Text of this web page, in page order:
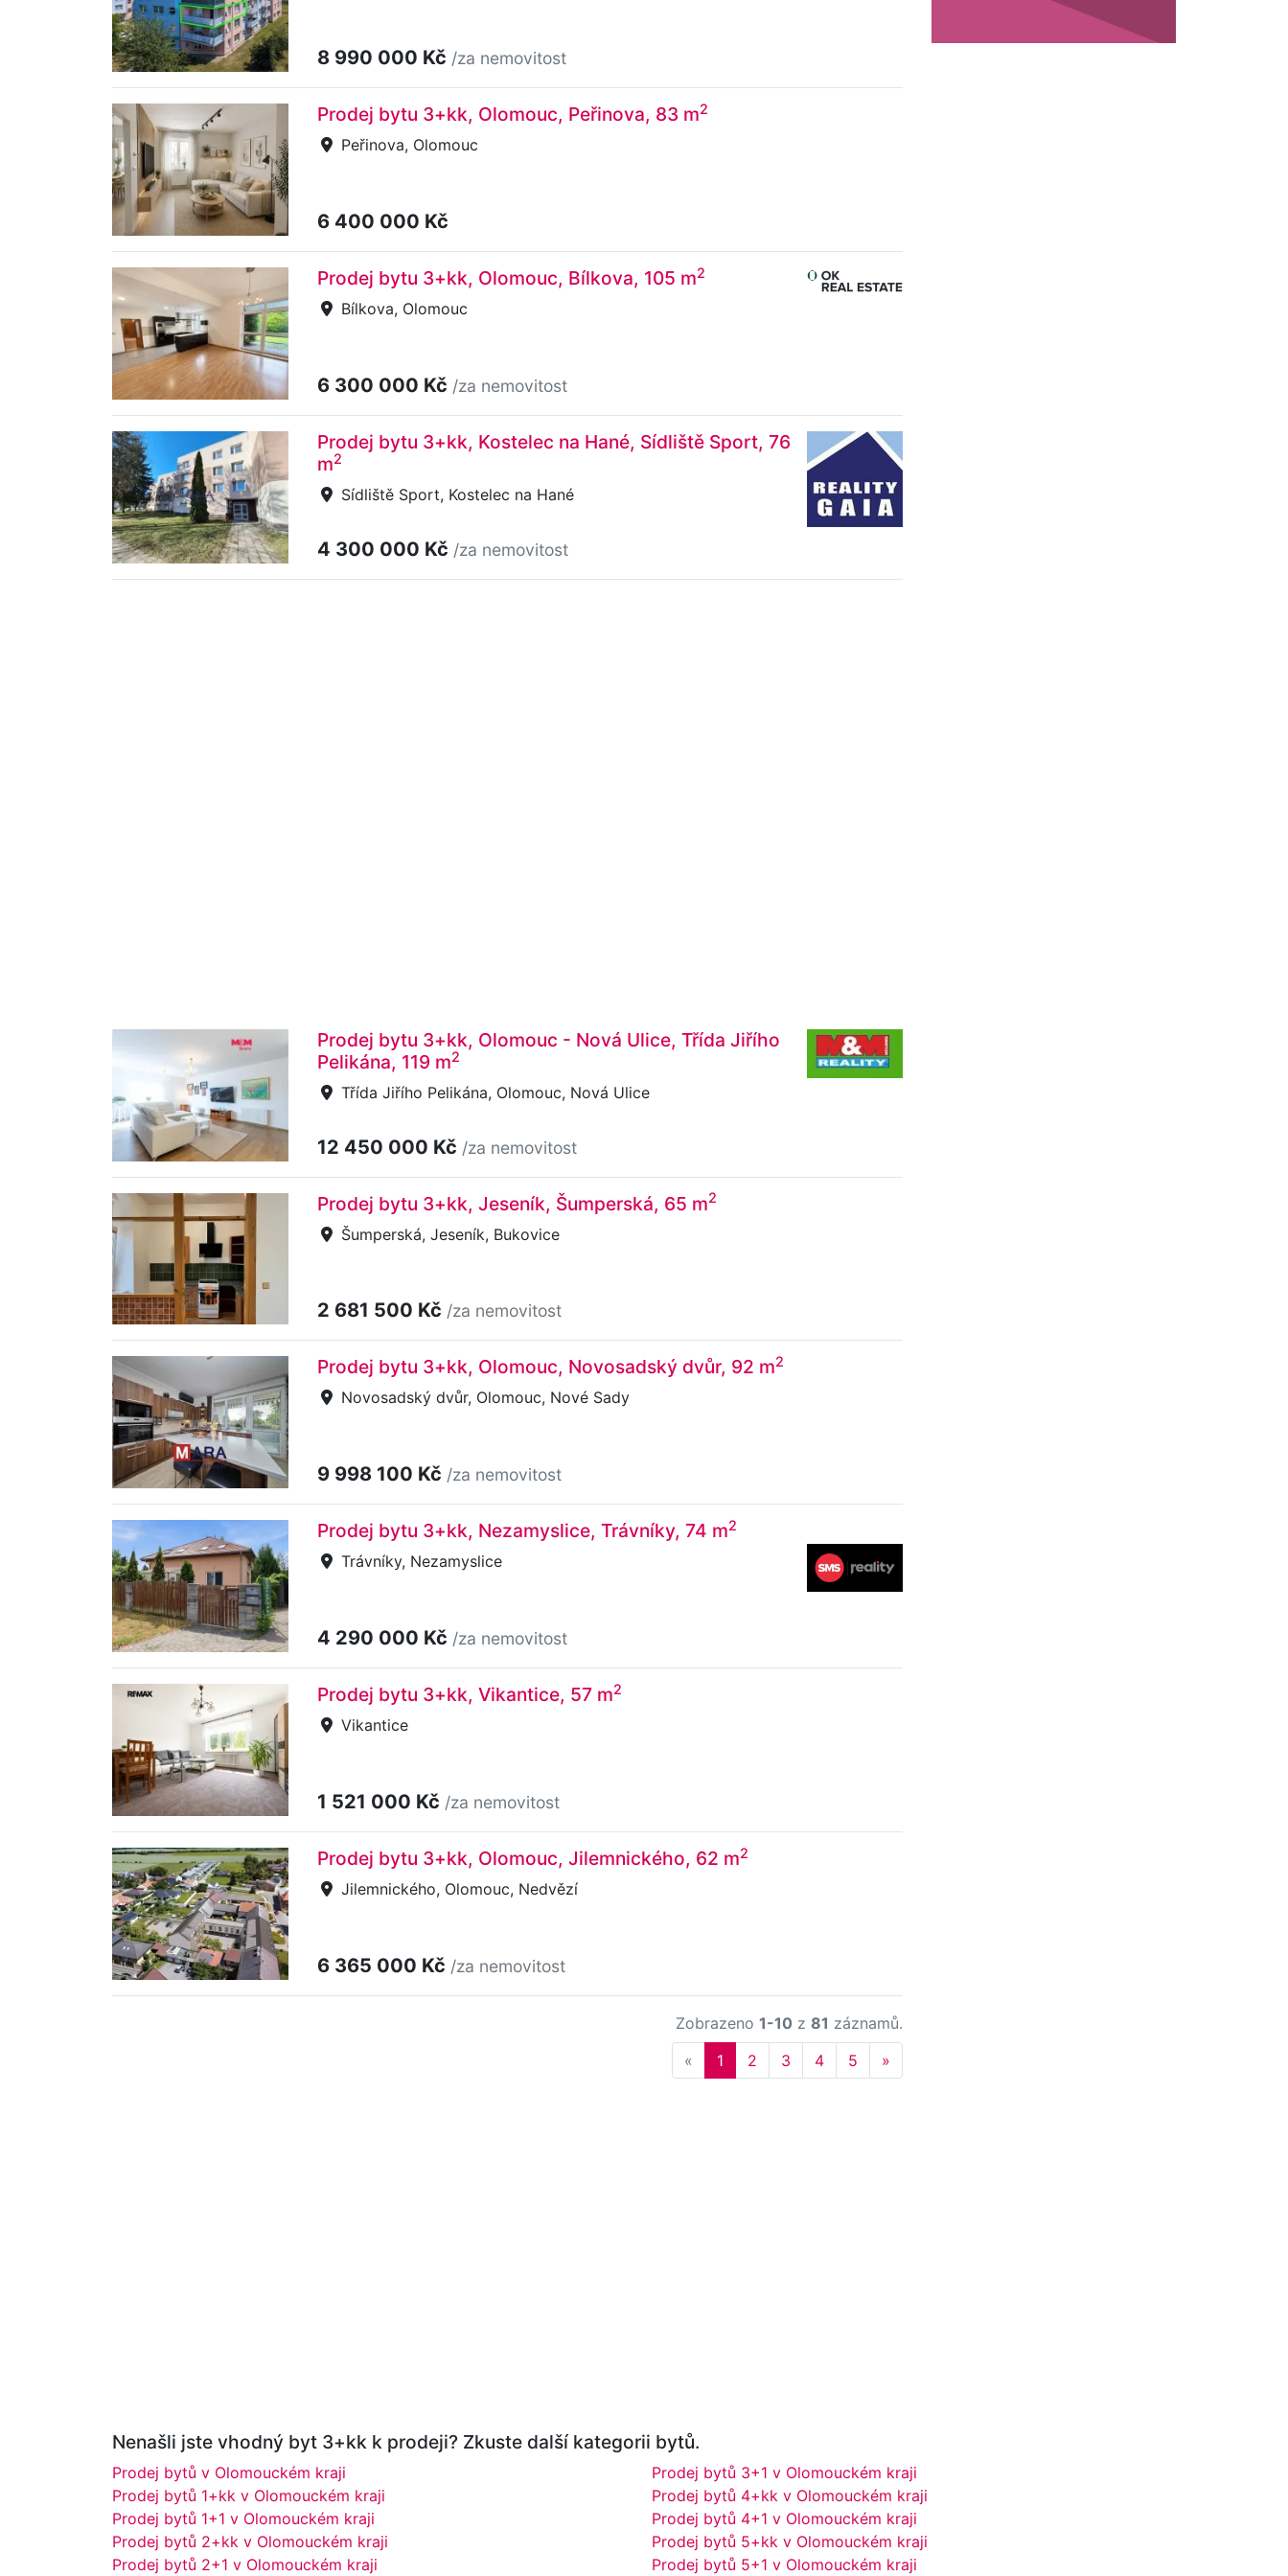
8 990 000 Kč /za nemovitost
Prodej bytu 3+kk, Olomouc, Peřinova, 83 m2
Peřinova, Olomouc
6 400 000 Kč
Prodej bytu 3+kk, Olomouc, Bílkova, 105 m2
Bílkova, Olomouc
6 300 000 Kč /za nemovitost
Prodej bytu 3+kk, Kostelec na Hané, Sídliště Sport, 76
m2
Sídliště Sport, Kostelec na Hané
4 300 000 Kč /za nemovitost
Prodej bytu 3+kk, Olomouc - Nová Ulice, Třída Jiřího
Pelikána, 119 m2
Třída Jiřího Pelikána, Olomouc, Nová Ulice
12 450 000 Kč /za nemovitost
Prodej bytu 3+kk, Jeseník, Šumperská, 65 m2
Šumperská, Jeseník, Bukovice
2 681 500 Kč /za nemovitost
Prodej bytu 3+kk, Olomouc, Novosadský dvůr, 92 m2
Novosadský dvůr, Olomouc, Nové Sady
9 998 100 Kč /za nemovitost
Prodej bytu 3+kk, Nezamyslice, Trávníky, 74 m2
Trávníky, Nezamyslice
4 290 000 Kč /za nemovitost
Prodej bytu 3+kk, Vikantice, 57 m2
Vikantice
1 521 000 Kč /za nemovitost
Prodej bytu 3+kk, Olomouc, Jilemnického, 62 m2
Jilemnického, Olomouc, Nedvězí
6 365 000 Kč /za nemovitost
Zobrazeno 1-10 z 81 záznamů.
« Previous
1 2 3 4 5 »
Nenašli jste vhodný byt 3+kk k prodeji? Zkuste další kategorii bytů.
Prodej bytů v Olomouckém kraji
Prodej bytů 1+kk v Olomouckém kraji
Prodej bytů 1+1 v Olomouckém kraji
Prodej bytů 2+kk v Olomouckém kraji
Prodej bytů 2+1 v Olomouckém kraji
Prodej bytů 3+1 v Olomouckém kraji
Prodej bytů 4+kk v Olomouckém kraji
Prodej bytů 4+1 v Olomouckém kraji
Prodej bytů 5+kk v Olomouckém kraji
Prodej bytů 5+1 v Olomouckém kraji